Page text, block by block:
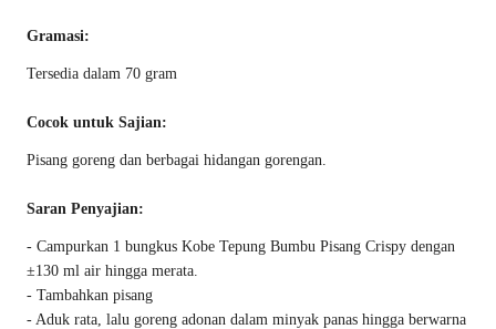
Gramasi:
Tersedia dalam 70 gram
Cocok untuk Sajian:
Pisang goreng dan berbagai hidangan gorengan.
Saran Penyajian:
- Campurkan 1 bungkus Kobe Tepung Bumbu Pisang Crispy dengan
±130 ml air hingga merata.
- Tambahkan pisang
- Aduk rata, lalu goreng adonan dalam minyak panas hingga berwarna